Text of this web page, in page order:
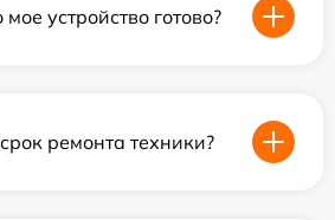
устройство готово?
ремонта техники?